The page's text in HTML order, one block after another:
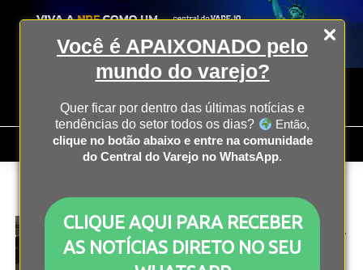
Você é APAIXONADO pelo
mundo do varejo?
Quer ficar por dentro das últimas notícias e
tendências do setor todos os dias?
Então,
clique no botão abaixo e entre na comunidade
do Central do Varejo no WhatsApp.
CLIQUE AQUI PARA RECEBER
AS NOTÍCIAS DIRETO NO SEU
All posts tagged "apagão"
ECONOMIA 2 anos atrás
Indenização por perdas do apagão: veja o que fazer
para recorrer